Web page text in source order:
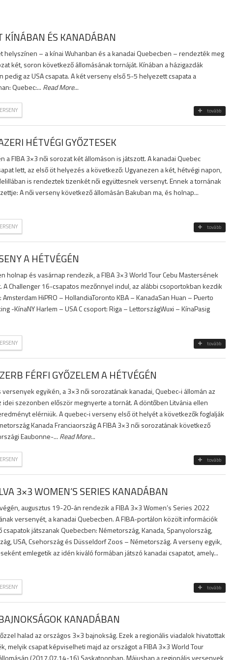
KÍNÁBAN ÉS KANADÁBAN
helyszínen – a kínai Wuhanban és a kanadai Quebecben – rendezték meg
két, soron következő állomásának tornáját. Kínában a házigazdák
pedig az USA csapata. A két verseny első 5-5 helyezett csapata a
Quebec:... Read More...
tovább
HÉTVÉGI GYŐZTESEK
a FIBA 3×3 női sorozat két állomáson is játszott. A kanadai Quebec
lett, az első öt helyezés a következő: Ugyanezen a két, hétvégi napon,
is rendeztek tizenkét női együttesnek versenyt. Ennek a tornának
A női verseny következő állomásán Bakuban ma, és holnap...
tovább
A HÉTVÉGÉN
holnap és vasárnap rendezik, a FIBA 3×3 World Tour Cebu Mastersének
A Challenger 16-csapatos mezőnnyel indul, az alábbi csoportokban kezdik
Amsterdam HiPRO – HollandiaToronto KBA – KanadaSan Huan – Puerto
-KínaNY Harlem – USA C csoport: Riga – LettországWuxi – KínaPasig
tovább
FÉRFI GYŐZELEM A HÉTVÉGÉN
egyikén, a 3×3 női sorozatának kanadai, Quebec-i állomán az
idei szezonben először megnyerte a tornát. A döntőben Litvánia ellen
elérniük. A quebec-i verseny első öt helyét a következők foglalják
Kanada Franciaország A FIBA ​​3×3 női sorozatának következő
Eaubonne-... Read More...
tovább
3×3 WOMEN’S SERIES KANADÁBAN
augusztus 19-20-án rendezik a FIBA 3×3 Women’s Series 2022
versenyét, a kanadai Quebecben. A FIBA-portálon közölt információk
játszanak Quebecben: Németország, Kanada, Spanyolország,
USA, Csehország és Düsseldorf Zoos – Németország. A verseny egyik,
emlegetik az idén kiváló formában játszó kanadai csapatot, amely...
tovább
KANADÁBAN
halad az országos 3×3 bajnokság. Ezek a regionális viadalok hivatottak
melyik csapat képviselheti majd az országot a FIBA 3×3 World Tour
(2017.07.14-16) Saskatoonban. Májusban a regionális versenyek